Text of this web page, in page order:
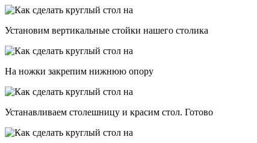
Установим вертикальные стойки нашего столика
На ножки закрепим нижнюю опору
Устанавливаем столешницу и красим стол. Готово